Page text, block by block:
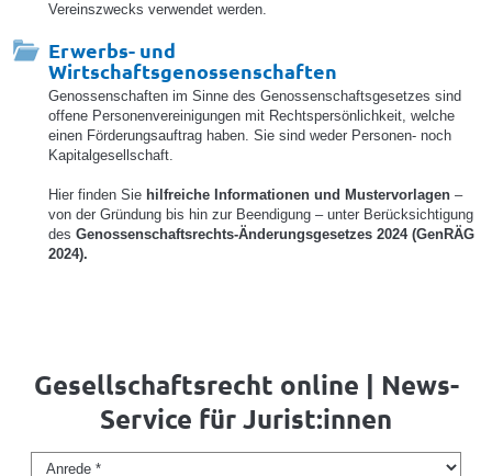
Vereinszwecks verwendet werden.
Erwerbs- und
Wirtschaftsgenossenschaften
Genossenschaften im Sinne des Genossenschaftsgesetzes sind
offene Personenvereinigungen mit Rechtspersönlichkeit, welche
einen Förderungsauftrag haben. Sie sind weder Personen- noch
Kapitalgesellschaft.
Hier finden Sie hilfreiche Informationen und Mustervorlagen –
von der Gründung bis hin zur Beendigung – unter Berücksichtigung
desGenossenschaftsrechts-Änderungsgesetzes 2024 (GenRÄG
2024).
Gesellschaftsrecht online | News-
Service für Jurist:innen